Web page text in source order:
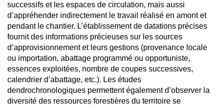
successifs et les espaces de circulation, mais aussi
d’appréhender indirectement le travail réalisé en amont et
pendant le chantier. L’établissement de datations précises
fournit des informations précieuses sur les sources
d’approvisionnement et leurs gestions (provenance locale
ou importation, abattage programmé ou opportuniste,
essences exploitées, nombre de coupes successives,
calendrier d’abattage, etc.). Les études
dendrochronologiques permettent également d’observer la
diversité des ressources forestières du territoire se